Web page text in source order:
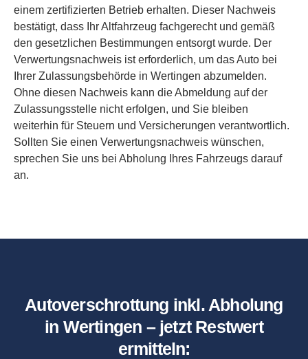
einem zertifizierten Betrieb erhalten. Dieser Nachweis
bestätigt, dass Ihr Altfahrzeug fachgerecht und gemäß
den gesetzlichen Bestimmungen entsorgt wurde. Der
Verwertungsnachweis ist erforderlich, um das Auto bei
Ihrer Zulassungsbehörde in Wertingen abzumelden.
Ohne diesen Nachweis kann die Abmeldung auf der
Zulassungsstelle nicht erfolgen, und Sie bleiben
weiterhin für Steuern und Versicherungen verantwortlich.
Sollten Sie einen Verwertungsnachweis wünschen,
sprechen Sie uns bei Abholung Ihres Fahrzeugs darauf
an.
Autoverschrottung inkl. Abholung
in Wertingen – jetzt Restwert
ermitteln: